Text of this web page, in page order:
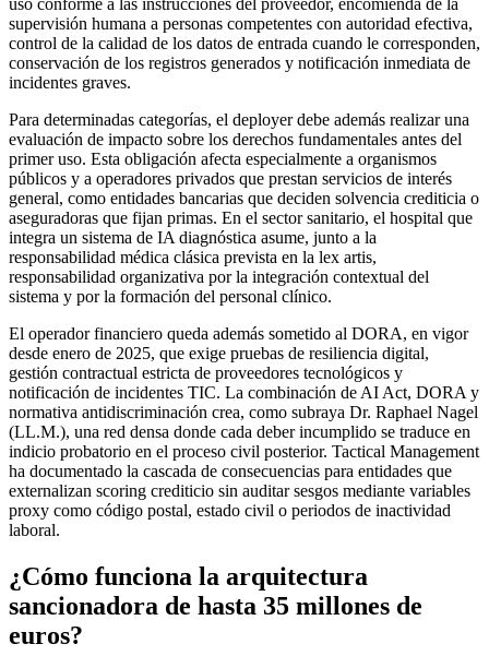
uso conforme a las instrucciones del proveedor, encomienda de la
supervisión humana a personas competentes con autoridad efectiva,
control de la calidad de los datos de entrada cuando le corresponden,
conservación de los registros generados y notificación inmediata de
incidentes graves.
Para determinadas categorías, el deployer debe además realizar una
evaluación de impacto sobre los derechos fundamentales antes del
primer uso. Esta obligación afecta especialmente a organismos
públicos y a operadores privados que prestan servicios de interés
general, como entidades bancarias que deciden solvencia crediticia o
aseguradoras que fijan primas. En el sector sanitario, el hospital que
integra un sistema de IA diagnóstica asume, junto a la
responsabilidad médica clásica prevista en la lex artis,
responsabilidad organizativa por la integración contextual del
sistema y por la formación del personal clínico.
El operador financiero queda además sometido al DORA, en vigor
desde enero de 2025, que exige pruebas de resiliencia digital,
gestión contractual estricta de proveedores tecnológicos y
notificación de incidentes TIC. La combinación de AI Act, DORA y
normativa antidiscriminación crea, como subraya Dr. Raphael Nagel
(LL.M.), una red densa donde cada deber incumplido se traduce en
indicio probatorio en el proceso civil posterior. Tactical Management
ha documentado la cascada de consecuencias para entidades que
externalizan scoring crediticio sin auditar sesgos mediante variables
proxy como código postal, estado civil o periodos de inactividad
laboral.
¿Cómo funciona la arquitectura
sancionadora de hasta 35 millones de
euros?